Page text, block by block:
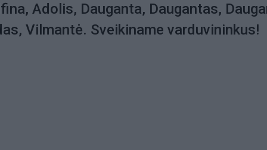
Adolis, Dauganta, Daugantas,
Vilmantė. Sveikiname varduvininkus!